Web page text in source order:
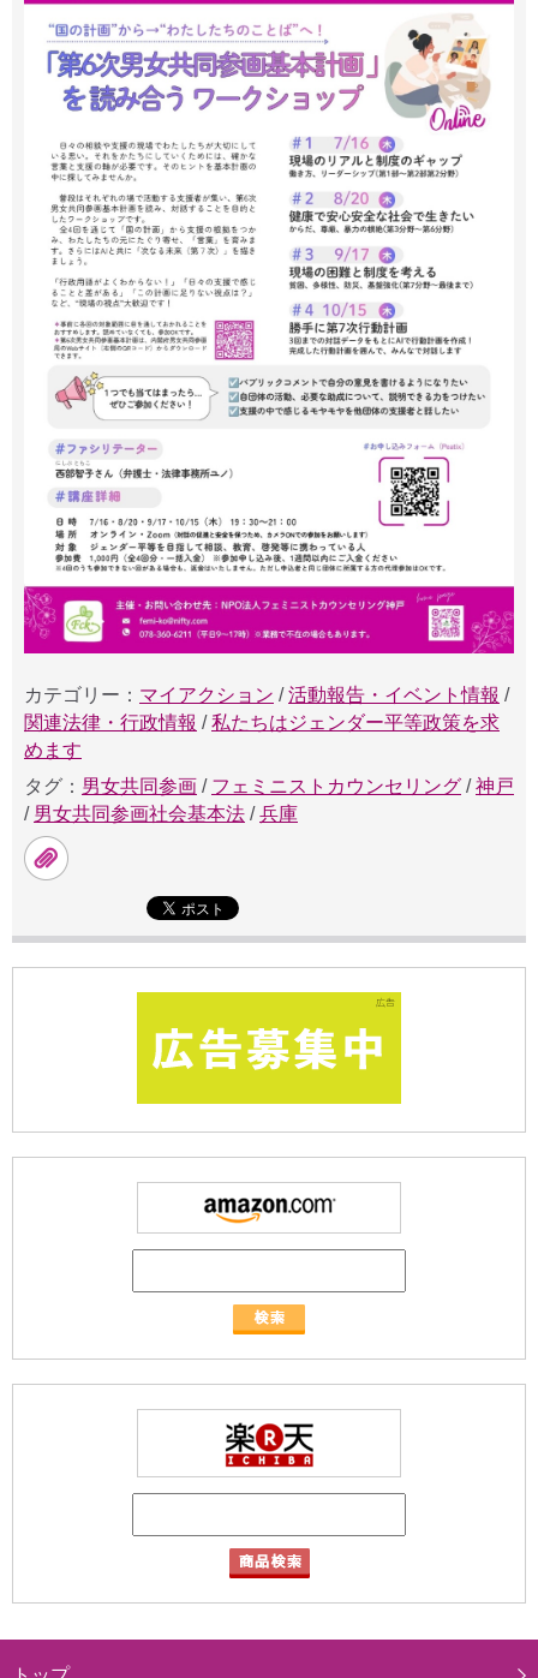
カテゴリー： マイアクション /活動報告・イベント情報 /
関連法律・行政情報 /私たちはジェンダー平等政策を求
めます
タグ： 男女共同参画 / フェミニストカウンセリング /神戸
/ 男女共同参画社会基本法 /兵庫